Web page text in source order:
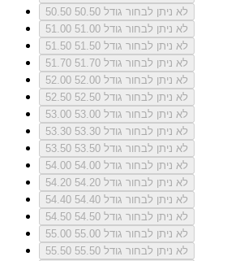
50.50
לא ניתן לבחור גודל 50.50
51.00
לא ניתן לבחור גודל 51.00
51.50
לא ניתן לבחור גודל 51.50
51.70
לא ניתן לבחור גודל 51.70
52.00
לא ניתן לבחור גודל 52.00
52.50
לא ניתן לבחור גודל 52.50
53.00
לא ניתן לבחור גודל 53.00
53.30
לא ניתן לבחור גודל 53.30
53.50
לא ניתן לבחור גודל 53.50
54.00
לא ניתן לבחור גודל 54.00
54.20
לא ניתן לבחור גודל 54.20
54.40
לא ניתן לבחור גודל 54.40
54.50
לא ניתן לבחור גודל 54.50
55.00
לא ניתן לבחור גודל 55.00
55.50
לא ניתן לבחור גודל 55.50